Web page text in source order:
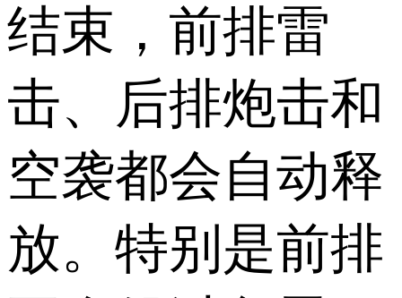
结束，前排雷
击、后排炮击和
空袭都会自动释
放。特别是前排